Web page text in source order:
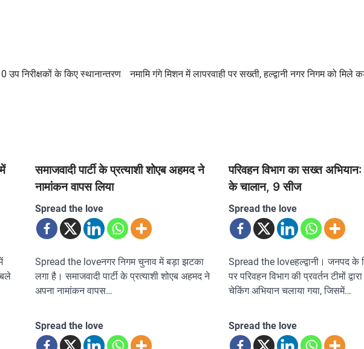
निरीक्षकों के किए स्थानान्तरण नमामि गंगे मिशन में लापरवाही पर सख्ती, हल्द्वानी नगर निगम को मिले
समाजवादी पार्टी के प्रत्याशी शोएब अहमद ने
नामांकन वापस लिया
Spread the love
Spread the loveनगर निगम चुनाव में बड़ा झटका
लगा है। समाजवादी पार्टी के प्रत्याशी शोएब अहमद ने
अपना नामांकन वापस…
Spread the love
परिवहन विभाग का सख्त
के चालान, 9 सीज
Spread the love
Spread the loveहल्द्वानी। जनपद के
पर परिवहन विभाग की प्रवर्तन टीमों
चेकिंग अभियान चलाया गया, जिसमें…
Spread the love